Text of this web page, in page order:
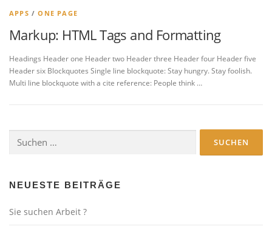
APPS /ONE PAGE
Markup: HTML Tags and Formatting
Headings Header one Header two Header three Header four Header five
Header six Blockquotes Single line blockquote: Stay hungry. Stay foolish.
Multi line blockquote with a cite reference: People think …
nach:
NEUESTE BEITRÄGE
Sie suchen Arbeit ?